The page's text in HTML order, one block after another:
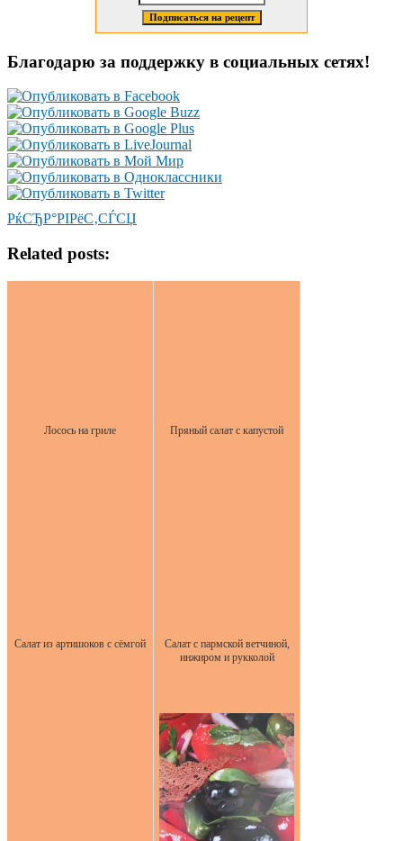
Благодарю за поддержку в социальных сетях!
РќСЂР°РІРёС‚СЃСЏ
Related posts:
Лосось на гриле Пряный салат с капустой
Салат из артишоков с сёмгой
Салат с пармской ветчиной,
инжиром и рукколой